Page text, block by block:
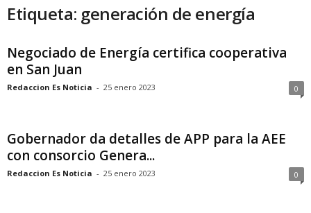
Etiqueta: generación de energía
Negociado de Energía certifica cooperativa
en San Juan
Redaccion Es Noticia - 25 enero 2023 0
Gobernador da detalles de APP para la AEE
con consorcio Genera...
Redaccion Es Noticia - 25 enero 2023 0